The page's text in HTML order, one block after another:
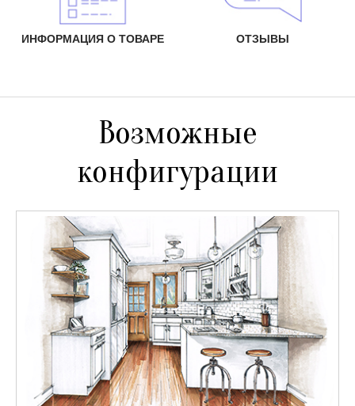
ИНФОРМАЦИЯ О ТОВАРЕ ОТЗЫВЫ
Возможные
конфигурации